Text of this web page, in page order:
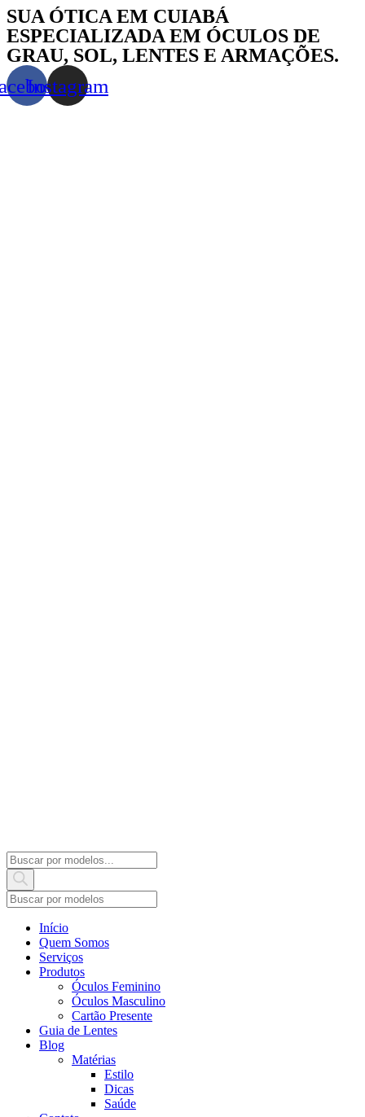
Skip
to
content
SUA ÓTICA EM CUIABÁ
ESPECIALIZADA EM ÓCULOS DE
GRAU, SOL, LENTES E ARMAÇÕES.
Instagram
Products
search
Início
Quem Somos
Serviços
Produtos
Óculos Feminino
Óculos Masculino
Cartão Presente
Guia de Lentes
Blog
Matérias
Estilo
Dicas
Saúde